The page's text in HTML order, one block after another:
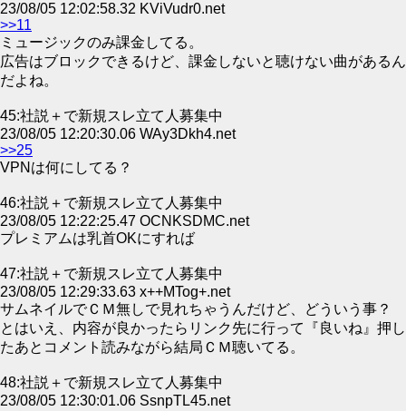
23/08/05 12:02:58.32 KViVudr0.net
>>11
ミュージックのみ課金してる。
広告はブロックできるけど、課金しないと聴けない曲があるん
だよね。
45:社説＋で新規スレ立て人募集中
23/08/05 12:20:30.06 WAy3Dkh4.net
>>25
VPNは何にしてる？
46:社説＋で新規スレ立て人募集中
23/08/05 12:22:25.47 OCNKSDMC.net
プレミアムは乳首OKにすれば
47:社説＋で新規スレ立て人募集中
23/08/05 12:29:33.63 x++MTog+.net
サムネイルでＣＭ無しで見れちゃうんだけど、どういう事？
とはいえ、内容が良かったらリンク先に行って『良いね』押し
たあとコメント読みながら結局ＣＭ聴いてる。
48:社説＋で新規スレ立て人募集中
23/08/05 12:30:01.06 SsnpTL45.net